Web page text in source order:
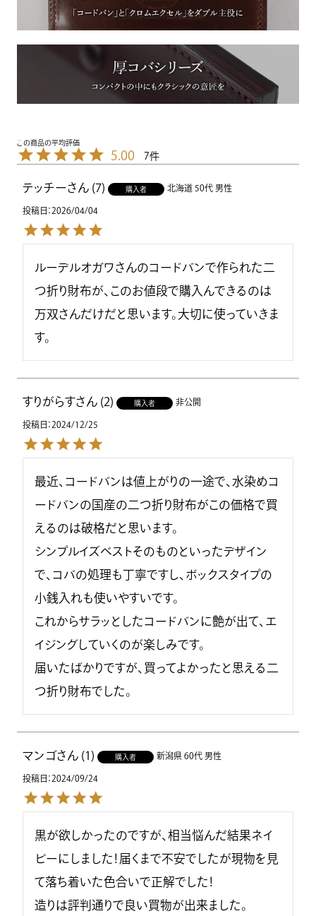
5.00 7
テッチー 7 購入者 北海道 50代 男性
投稿日 2026/04/04
ルーデルオガワさんのコードバンで作られた二
つ折り財布が、このお値段で購入んできるのは
万双さんだけだと思います。大切に使っていきま
す。
すりがらす 2 購入者 非公開
投稿日 2024/12/25
最近、コードバンは値上がりの一途で、水染めコ
ードバンの国産の二つ折り財布がこの価格で買
えるのは破格だと思います。
シンプルイズベストそのものといったデザイン
で、コバの処理も丁寧ですし、ボックスタイプの
小銭入れも使いやすいです。
これからサラッとしたコードバンに艶が出て、エ
イジングしていくのが楽しみです。
届いたばかりですが、買ってよかったと思える二
つ折り財布でした。
マンゴ 1 購入者 新潟県 60代 男性
投稿日 2024/09/24
黒が欲しかったのですが、相当悩んだ結果ネイ
ビーにしました！届くまで不安でしたが現物を見
て落ち着いた色合いで正解でした！
造りは評判通りで良い買物が出来ました。